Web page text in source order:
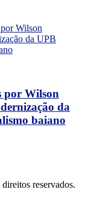
por Wilson
da
baiano
reservados.